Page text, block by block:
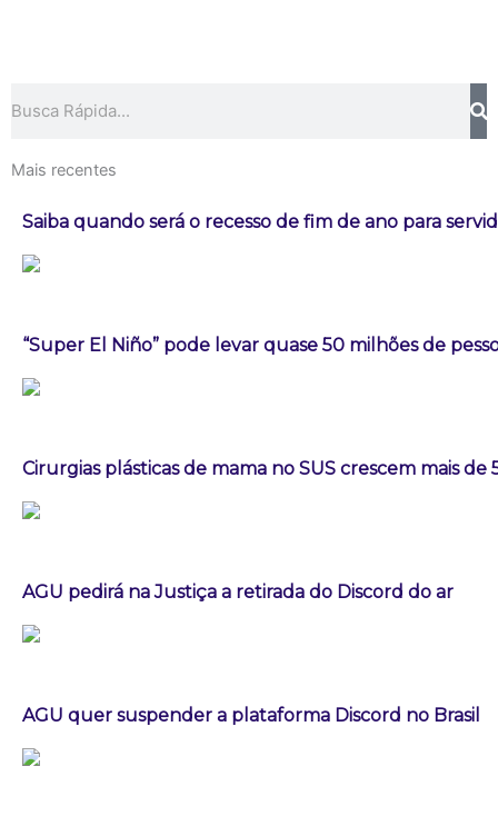
Mais recentes
Saiba quando será o recesso de fim de ano para
“Super El Niño” pode levar quase 50 milhões de
Cirurgias plásticas de mama no SUS crescem mais de
AGU pedirá na Justiça a retirada do Discord do ar
AGU quer suspender a plataforma Discord no Brasil